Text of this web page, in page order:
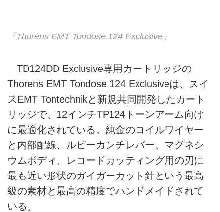
「Thorens EMT Tondose 124 Exclusive」
TD124DD Exclusive専用カートリッジの
Thorens EMT Tondose 124 Exclusiveは、スイ
スEMT Tontechnikと新規共同開発したカート
リッジで、12インチTP124トーンアーム向け
に最適化されている。純金のコイルワイヤー
と内部配線、ルビーカンチレバー、マグネシ
ウムボディ、レコードカッティング用の刃に
最も近い形状のガイガーカット針という最高
級の素材と最高の精度でハンドメイドされて
いる。